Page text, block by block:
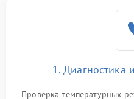
1. Диагностика
Проверка температурных